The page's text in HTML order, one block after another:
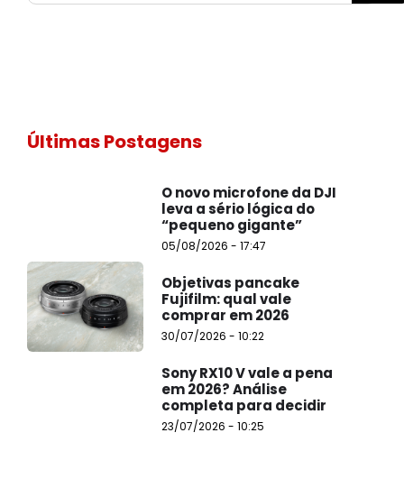
Últimas Postagens
O novo microfone da DJI
leva a sério lógica do
“pequeno gigante”
05/08/2026 - 17:47
Objetivas pancake
Fujifilm: qual vale
comprar em 2026
30/07/2026 - 10:22
Sony RX10 V vale a pena
em 2026? Análise
completa para decidir
23/07/2026 - 10:25